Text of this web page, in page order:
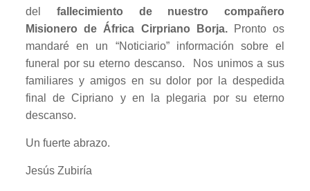
del fallecimiento de nuestro compañero
Misionero de África Cirpriano Borja.Pronto os
mandaré en un “Noticiario” información sobre el
funeral por su eterno descanso. Nos unimos a sus
familiares y amigos en su dolor por la despedida
final de Cipriano y en la plegaria por su eterno
descanso.
Un fuerte abrazo.
Jesús Zubiría